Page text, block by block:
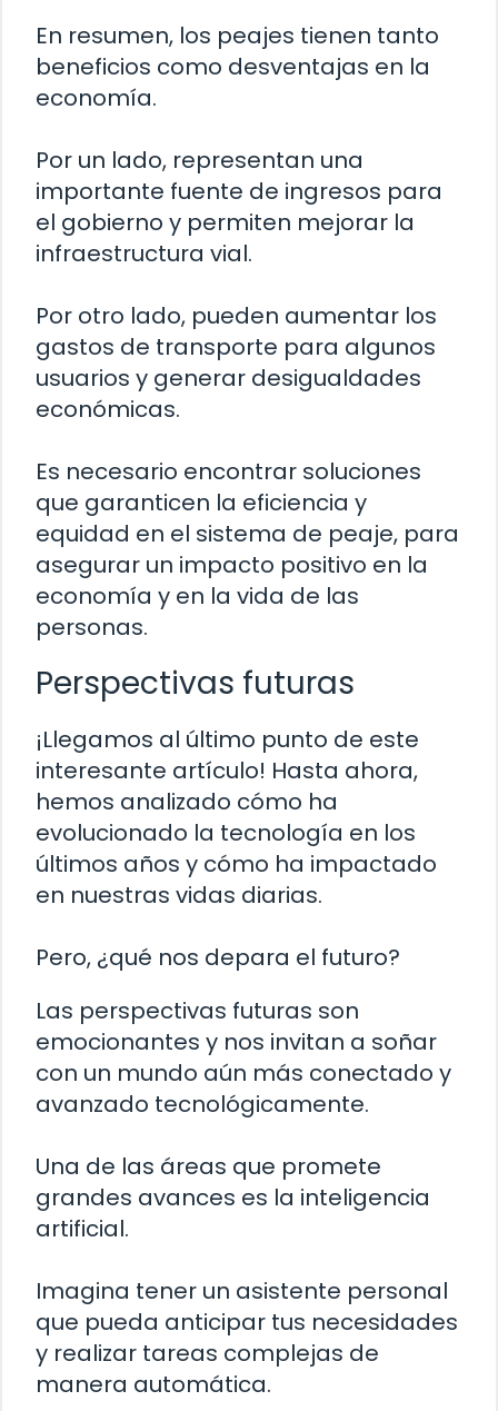
En resumen, los peajes tienen tanto
beneficios como desventajas en la
economía.
Por un lado, representan una
importante fuente de ingresos para
el gobierno y permiten mejorar la
infraestructura vial.
Por otro lado, pueden aumentar los
gastos de transporte para algunos
usuarios y generar desigualdades
económicas.
Es necesario encontrar soluciones
que garanticen la eficiencia y
equidad en el sistema de peaje, para
asegurar un impacto positivo en la
economía y en la vida de las
personas.
Perspectivas futuras
¡Llegamos al último punto de este
interesante artículo! Hasta ahora,
hemos analizado cómo ha
evolucionado la tecnología en los
últimos años y cómo ha impactado
en nuestras vidas diarias.
Pero, ¿qué nos depara el futuro?
Las perspectivas futuras son
emocionantes y nos invitan a soñar
con un mundo aún más conectado y
avanzado tecnológicamente.
Una de las áreas que promete
grandes avances es la inteligencia
artificial.
Imagina tener un asistente personal
que pueda anticipar tus necesidades
y realizar tareas complejas de
manera automática.